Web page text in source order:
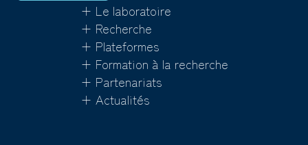
+ Le laboratoire
+ Recherche
+ Plateformes
+ Formation à la recherche
+ Partenariats
+ Actualités